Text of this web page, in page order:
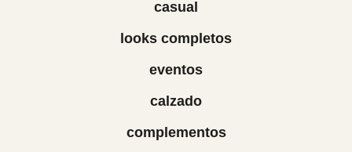
casual
looks completos
eventos
calzado
complementos